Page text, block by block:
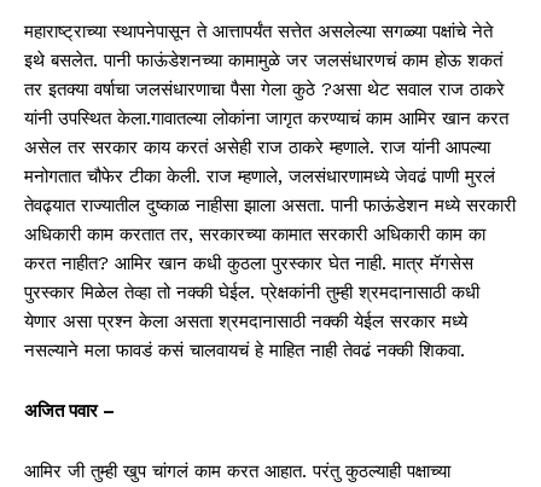
महाराष्ट्राच्या स्थापनेपासून ते आत्तापर्यंत सत्तेत असलेल्या सगळ्या पक्षांचे नेते
इथे बसलेत. पानी फाऊंडेशनच्या कामामुळे जर जलसंधारणचं काम होऊ शकतं
तर इतक्या वर्षाचा जलसंधारणाचा पैसा गेला कुठे ?असा थेट सवाल राज ठाकरे
यांनी उपस्थित केला.गावातल्या लोकांना जागृत करण्याचं काम आमिर खान करत
असेल तर सरकार काय करतं असेही राज ठाकरे म्हणाले. राज यांनी आपल्या
मनोगतात चौफेर टीका केली. राज म्हणाले, जलसंधारणामध्ये जेवढं पाणी मुरलं
तेवढ्यात राज्यातील दुष्काळ नाहीसा झाला असता. पानी फाऊंडेशन मध्ये सरकारी
अधिकारी काम करतात तर, सरकारच्या कामात सरकारी अधिकारी काम का
करत नाहीत? आमिर खान कधी कुठला पुरस्कार घेत नाही. मात्र मॅगसेस
पुरस्कार मिळेल तेव्हा तो नक्की घेईल. प्रेक्षकांनी तुम्ही श्रमदानासाठी कधी
येणार असा प्रश्न केला असता श्रमदानासाठी नक्की येईल सरकार मध्ये
नसल्याने मला फावडं कसं चालवायचं हे माहित नाही तेवढं नक्की शिकवा.
अजित पवार –
आमिर जी तुम्ही खुप चांगलं काम करत आहात. परंतु कुठल्याही पक्षाच्या